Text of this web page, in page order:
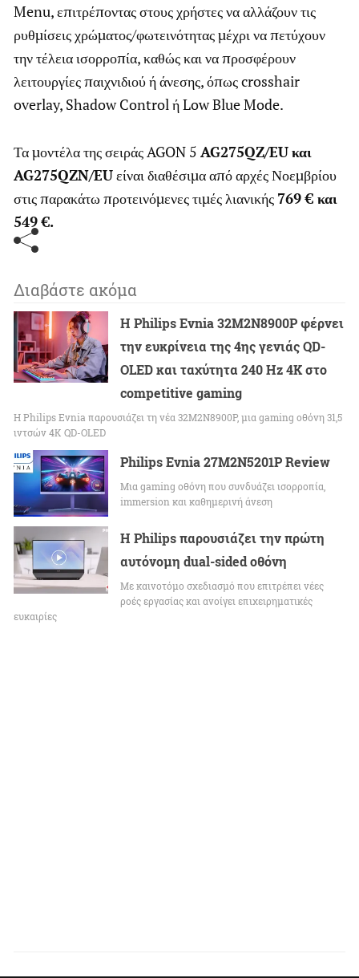
Menu, επιτρέποντας στους χρήστες να αλλάζουν τις
ρυθμίσεις χρώματος/φωτεινότητας μέχρι να πετύχουν
την τέλεια ισορροπία, καθώς και να προσφέρουν
λειτουργίες παιχνιδιού ή άνεσης, όπως crosshair
overlay, Shadow Control ή Low Blue Mode.
Τα μοντέλα της σειράς AGON 5 AG275QZ/EUκαι
AG275QZN/EUείναι διαθέσιμα από αρχές Νοεμβρίου
στις παρακάτω προτεινόμενες τιμές λιανικής 769 € και
549 €.
Διαβάστε ακόμα
Η Philips Evnia 32M2N8900P φέρνει
την ευκρίνεια της 4ης γενιάς QD-
OLED και ταχύτητα 240 Hz 4K στο
competitive gaming
Η Philips Evnia παρουσιάζει τη νέα 32M2N8900P, μια gaming οθόνη 31,5
ιντσών 4K QD-OLED
Philips Evnia 27M2N5201P Review
Μια gaming οθόνη που συνδυάζει ισορροπία,
immersion και καθημερινή άνεση
Η Philips παρουσιάζει την πρώτη
αυτόνομη dual-sided οθόνη
Με καινοτόμο σχεδιασμό που επιτρέπει νέες
ροές εργασίας και ανοίγει επιχειρηματικές
ευκαιρίες